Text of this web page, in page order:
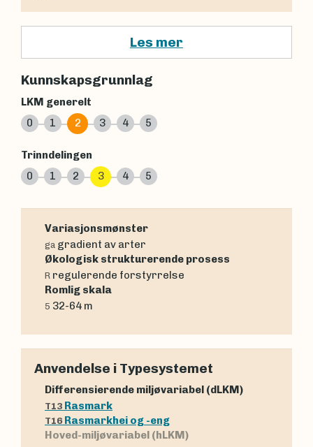
Les mer
Kunnskapsgrunnlag
LKM generelt
0
1 2 3 4 5
Trinndelingen
0
1 2 3 4 5
Variasjonsmønster
ga gradient av arter
Økologisk strukturerende prosess
R regulerende forstyrrelse
Romlig skala
5 32-64 m
Anvendelse i Typesystemet
Differensierende miljøvariabel (dLKM)
T13 Rasmark
T16 Rasmarkhei og -eng
Hoved-miljøvariabel (hLKM)